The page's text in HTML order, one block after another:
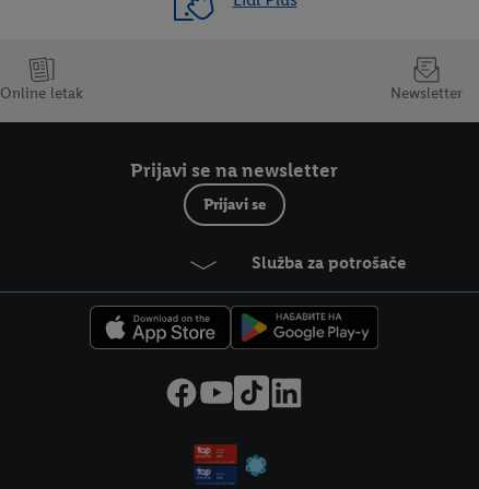
Online letak Newsletter
Prijavi se na newsletter
Prijavi se
Služba za potrošače